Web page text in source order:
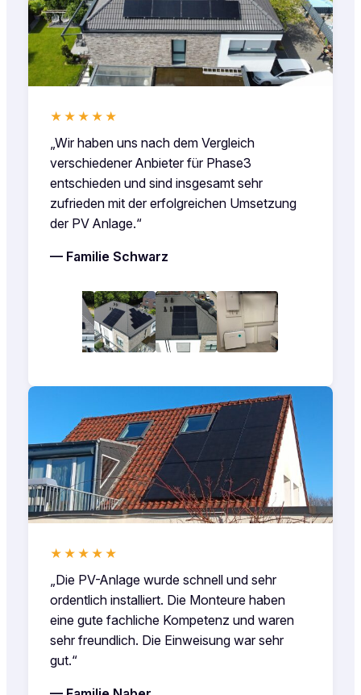
★★★★★
„Wir haben uns nach dem Vergleich
verschiedener Anbieter für Phase3
entschieden und sind insgesamt sehr
zufrieden mit der erfolgreichen Umsetzung
der PV Anlage.“
— Familie Schwarz
★★★★★
„Die PV-Anlage wurde schnell und sehr
ordentlich installiert. Die Monteure haben
eine gute fachliche Kompetenz und waren
sehr freundlich. Die Einweisung war sehr
gut.“